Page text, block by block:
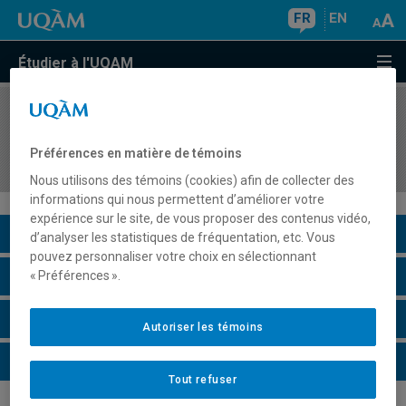
FR EN
Étudier à l'UQAM
COURS//
populations particulières d'apprenants
Description du cours
Horaire - Été 2026
Horaire - Automne 2026
Horaire - Hiver 2027
Préférences en matière de témoins
Nous utilisons des témoins (cookies) afin de collecter des
informations qui nous permettent d’améliorer votre
expérience sur le site, de vous proposer des contenus vidéo,
d’analyser les statistiques de fréquentation, etc. Vous
pouvez personnaliser votre choix en sélectionnant
« Préférences ».
Tout refuser
Autoriser les témoins